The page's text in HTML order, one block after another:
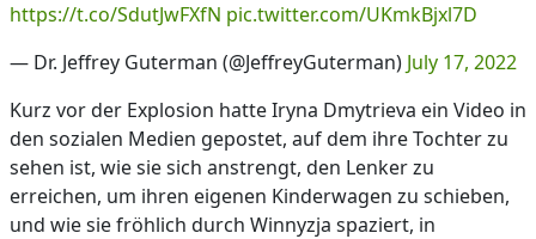
https://t.co/SdutJwFXfN pic.twitter.com/UKmkBjxl7D
— Dr. Jeffrey Guterman (@JeffreyGuterman) July 17, 2022
Kurz vor der Explosion hatte Iryna Dmytrieva ein Video in
den sozialen Medien gepostet, auf dem ihre Tochter zu
sehen ist, wie sie sich anstrengt, den Lenker zu
erreichen, um ihren eigenen Kinderwagen zu schieben,
und wie sie fröhlich durch Winnyzja spaziert, in